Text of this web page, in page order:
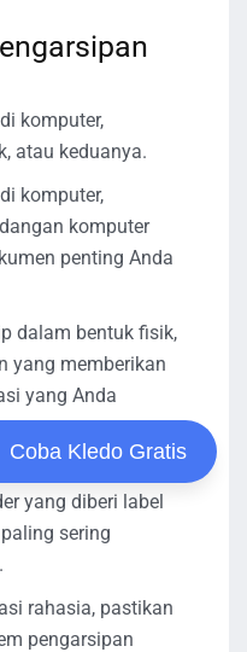
komputer,
atau keduanya.
komputer,
komputer
penting Anda
dalam bentuk fisik,
yang memberikan
yang Anda
pengarsipan
yang diberi label
sering
rahasia, pastikan
pengarsipan
Coba Kledo Gratis